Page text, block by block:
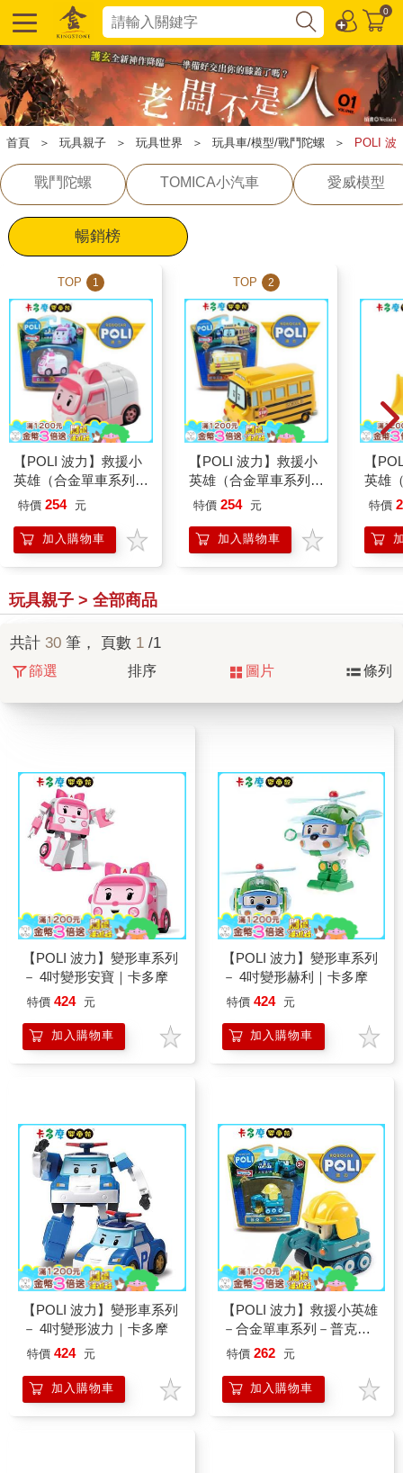
0
首頁 ＞ 玩具親子 ＞ 玩具世界 ＞ 玩具車/模型/戰鬥陀螺 ＞ POLI 波
戰鬥陀螺 TOMICA小汽車 愛威模型
暢銷榜
TOP 1
【POLI 波力】救援小
英雄（合金單車系列）
－安寶｜卡多摩
特價 254 元
加入購物車
TOP 2
【POLI 波力】救援小
英雄（合金單車系列）
－校車哥哥｜卡多摩
特價 254 元
加入購物車
【
英雄
－布
特價
玩具親子 > 全部商品
共計 30 筆， 頁數 1 /1
篩選 排序 圖片 條列
【POLI 波力】變形車系列
－ 4吋變形安寶｜卡多摩
特價 424 元
加入購物車
【POLI 波力】變形車系列
－ 4吋變形赫利｜卡多摩
特價 424 元
加入購物車
【POLI 波力】變形車系列
－ 4吋變形波力｜卡多摩
特價 424 元
加入購物車
【POLI 波力】救援小英雄
－合金單車系列－普克｜
卡多摩
特價 262 元
加入購物車